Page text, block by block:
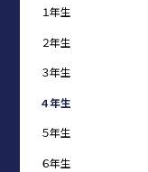
１年生
２年生
３年生
４年生
５年生
６年生